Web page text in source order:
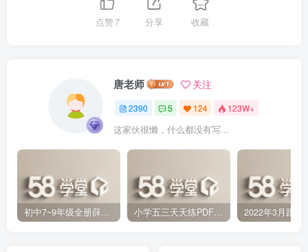
点赞7 分享 收藏
唐老师 关注
2390 5 124 123W+
这家伙很懒，什么都没有写...
初中7~9年级全册薛金星中学教材全解PDF 百度网盘分享下载 小学五三天天练PDF（压缩打包）百度网盘分享下载